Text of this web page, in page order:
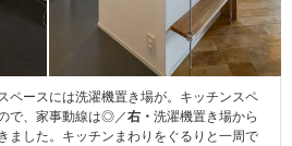
ペースには洗濯機置き場が。キッチンスペ
で、家事動線は◎／右・ 洗濯機置き場から
ました。キッチンまわりをぐるりと一周で